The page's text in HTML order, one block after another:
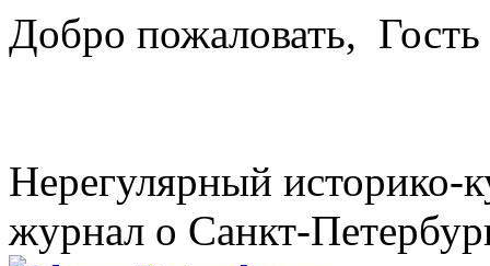
Добро пожаловать, Гость
Нерегулярный историко-
журнал о Санкт-